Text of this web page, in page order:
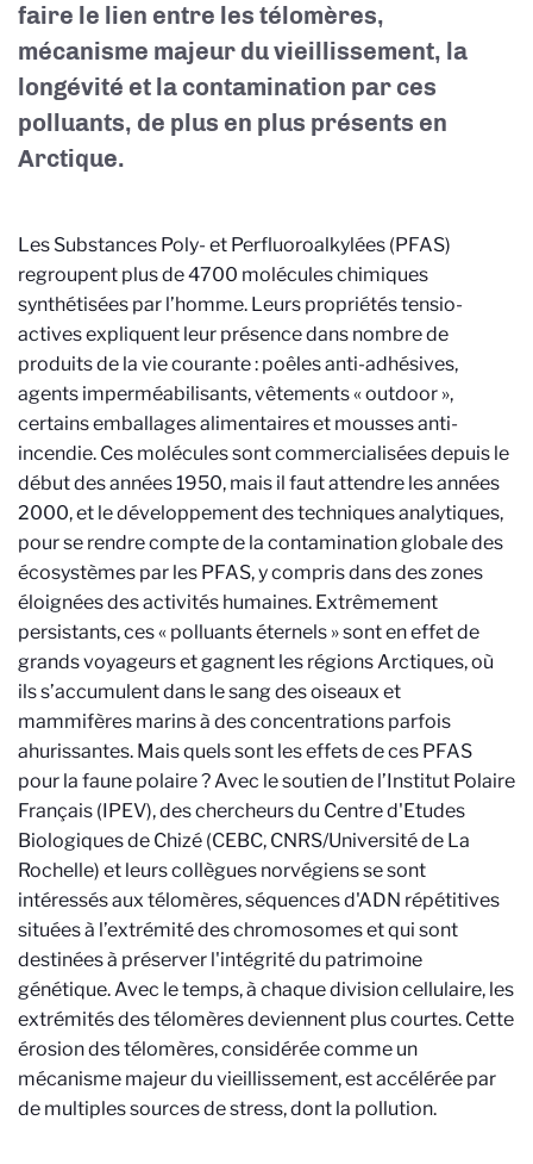
faire le lien entre les télomères,
mécanisme majeur du vieillissement, la
longévité et la contamination par ces
polluants, de plus en plus présents en
Arctique.
Les Substances Poly- et Perfluoroalkylées (PFAS)
regroupent plus de 4700 molécules chimiques
synthétisées par l’homme. Leurs propriétés tensio-
actives expliquent leur présence dans nombre de
produits de la vie courante : poêles anti-adhésives,
agents imperméabilisants, vêtements « outdoor »,
certains emballages alimentaires et mousses anti-
incendie. Ces molécules sont commercialisées depuis le
début des années 1950, mais il faut attendre les années
2000, et le développement des techniques analytiques,
pour se rendre compte de la contamination globale des
écosystèmes par les PFAS, y compris dans des zones
éloignées des activités humaines. Extrêmement
persistants, ces « polluants éternels » sont en effet de
grands voyageurs et gagnent les régions Arctiques, où
ils s’accumulent dans le sang des oiseaux et
mammifères marins à des concentrations parfois
ahurissantes. Mais quels sont les effets de ces PFAS
pour la faune polaire ? Avec le soutien de l’Institut Polaire
Français (IPEV), des chercheurs du Centre d'Etudes
Biologiques de Chizé (CEBC, CNRS/Université de La
Rochelle) et leurs collègues norvégiens se sont
intéressés aux télomères, séquences d'ADN répétitives
situées à l’extrémité des chromosomes et qui sont
destinées à préserver l'intégrité du patrimoine
génétique. Avec le temps, à chaque division cellulaire, les
extrémités des télomères deviennent plus courtes. Cette
érosion des télomères, considérée comme un
mécanisme majeur du vieillissement, est accélérée par
de multiples sources de stress, dont la pollution.